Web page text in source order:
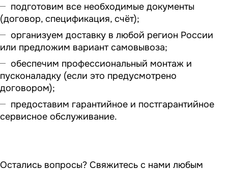
подготовим все необходимые документы
(договор, спецификация, счёт);
организуем доставку в любой регион России
или предложим вариант самовывоза;
обеспечим профессиональный монтаж и
пусконаладку (если это предусмотрено
договором);
предоставим гарантийное и постгарантийное
сервисное обслуживание.
Остались вопросы? Свяжитесь с нами любым